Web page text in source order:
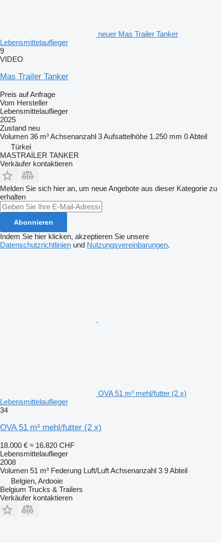
neuer Mas Trailer Tanker
Lebensmittelauflieger
9
VIDEO
Mas Trailer Tanker
Preis auf Anfrage
Vom Hersteller
Lebensmittelauflieger
2025
Zustand neu
Volumen 36 m³Achsenanzahl 3Aufsattelhöhe 1.250 mm 0 Abteil
Türkei
MASTRAİLER TANKER
Verkäufer kontaktieren
Melden Sie sich hier an, um neue Angebote aus dieser Kategorie zu
erhalten
Abonnieren
Indem Sie hier klicken, akzeptieren Sie unsere
Datenschutzrichtlinien und Nutzungsvereinbarungen.
OVA 51 m³ mehl/futter (2 x)
Lebensmittelauflieger
34
OVA 51 m³ mehl/futter (2 x)
18.000 € ≈ 16.820 CHF
Lebensmittelauflieger
2008
Volumen 51 m³ Federung Luft/LuftAchsenanzahl 3 9 Abteil
Belgien, Ardooie
Belgium Trucks & Trailers
Verkäufer kontaktieren